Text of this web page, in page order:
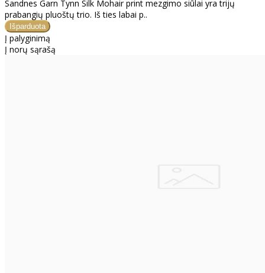
Sandnes Garn Tynn Silk Mohair print mezgimo siūlai yra trijų
prabangių pluoštų trio. Iš ties labai p..
Į palyginimą
Į norų sąrašą